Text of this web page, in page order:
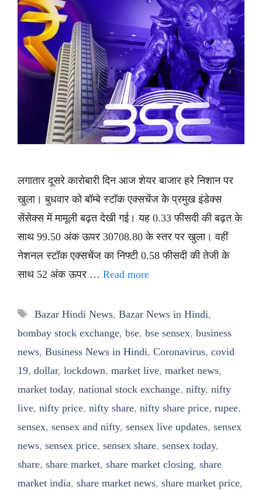
लगातार दूसरे कारोबारी दिन आज शेयर बाजार हरे निशान पर
खुला। बुधवार को बॉम्बे स्टॉक एक्सचेंज के प्रमुख इंडेक्स
सेंसेक्स में मामूली बढ़त देखी गई। यह 0.33 फीसदी की बढ़त के
साथ 99.50 अंक ऊपर 30708.80 के स्तर पर खुला। वहीं
नेशनल स्टॉक एक्सचेंज का निफ्टी 0.58 फीसदी की तेजी के
साथ 52 अंक ऊपर … Read more
Tags
Bazar Hindi News, Bazar News in Hindi,
bombay stock exchange, bse, bse sensex, business
news, Business News in Hindi, Coronavirus, covid
19, dollar, lockdown, market live, market news,
market today, national stock exchange, nifty, nifty
live, nifty price, nifty share, nifty share price, rupee,
sensex, sensex and nifty, sensex live updates, sensex
news, sensex price, sensex share, sensex today,
share, share market, share market closing, share
market india, share market news, share market price,